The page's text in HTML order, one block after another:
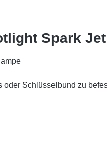
Spark
oder Schlüsselbund zu